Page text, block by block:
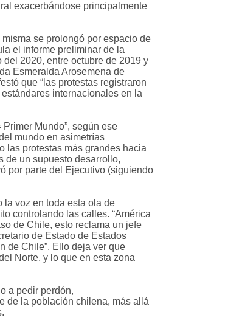
exacerbándose principalmente
se prolongó por espacio de
el informe preliminar de la
2020, entre octubre de 2019 y
Esmeralda Arosemena de
que “las protestas registraron
internacionales en la
Mundo”, según ese
mundo en asimetrías
las protestas más grandes hacia
de un supuesto desarrollo,
por parte del Ejecutivo (siguiendo
la voz en toda esta ola de
controlando las calles. “América
de Chile, esto reclama un jefe
de Estado de Estados
de Chile”. Ello deja ver que
Norte, y lo que en esta zona
a pedir perdón,
de la población chilena, más allá